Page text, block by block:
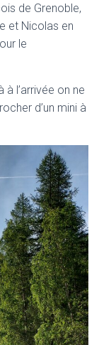
de Grenoble,
et Nicolas en
le
l’arrivée on ne
d’un mini à